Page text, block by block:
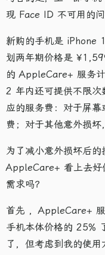
现 Face ID 不可用的问
新购的手机是 iPhone
划两年期价格是
的 AppleCare+ 服务
2 年内还可提供不限次
应的服务费：对于屏
费；对于其他意外损
为了减小意外损坏后
AppleCare+ 看上去好
需求吗？
首先 ，AppleCare+
手机本体价格的 25%
了，但考虑到我的使用